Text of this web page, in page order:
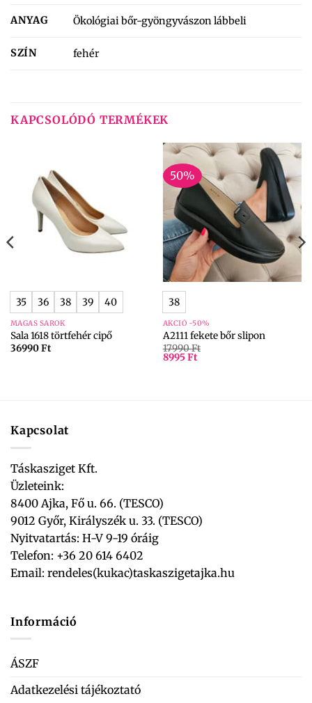
ANYAG Ökológiai bőr-gyöngyvászon lábbeli
SZÍN fehér
KAPCSOLÓDÓ TERMÉKEK
35 36 38 39 40
MAGAS SAROK
Sala 1618 törtfehér cipő
36990Ft
50%
38
AKCIÓ -50%
A2111 fekete bőr slipon
17990Ft
8995Ft
Kapcsolat
Táskasziget Kft.
Üzleteink:
8400 Ajka, Fő u. 66. (TESCO)
9012 Győr, Királyszék u. 33. (TESCO)
Nyitvatartás: H-V 9-19 óráig
Telefon: +36 20 614 6402
Email: rendeles(kukac)taskaszigetajka.hu
Információ
ÁSZF
Adatkezelési tájékoztató